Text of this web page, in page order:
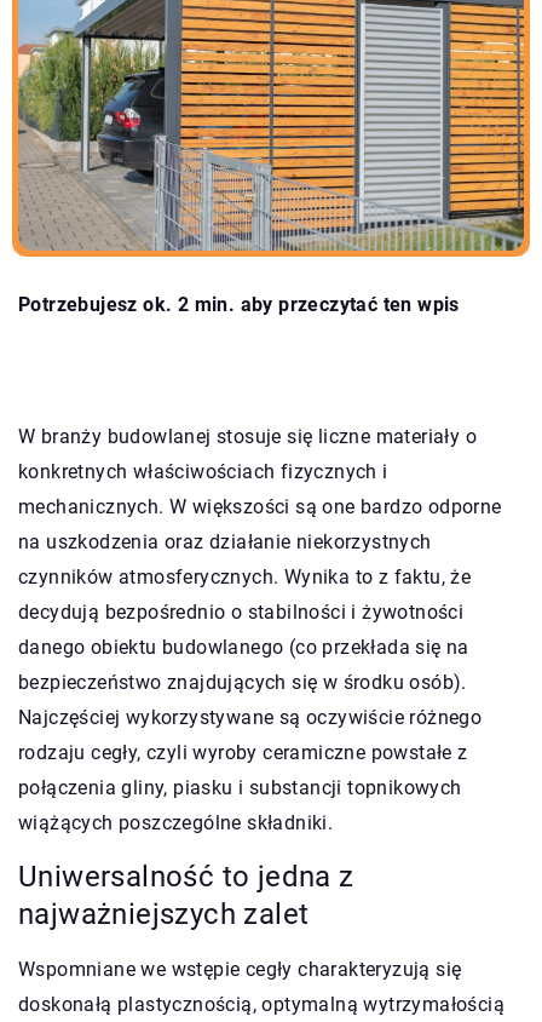
Potrzebujesz ok. 2 min. aby przeczytać ten wpis
W branży budowlanej stosuje się liczne materiały o
konkretnych właściwościach fizycznych i
mechanicznych. W większości są one bardzo odporne
na uszkodzenia oraz działanie niekorzystnych
czynników atmosferycznych. Wynika to z faktu, że
decydują bezpośrednio o stabilności i żywotności
danego obiektu budowlanego (co przekłada się na
bezpieczeństwo znajdujących się w środku osób).
Najczęściej wykorzystywane są oczywiście różnego
rodzaju cegły, czyli wyroby ceramiczne powstałe z
połączenia gliny, piasku i substancji topnikowych
wiążących poszczególne składniki.
Uniwersalność to jedna z
najważniejszych zalet
Wspomniane we wstępie cegły charakteryzują się
doskonałą plastycznością, optymalną wytrzymałością